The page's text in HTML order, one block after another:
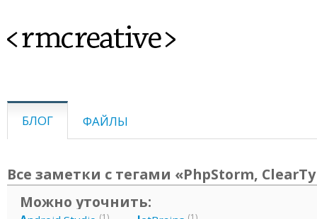
<rmcreative>
БЛОГ ФАЙЛЫ
Все заметки с тегами «PhpStorm,
Можно уточнить: